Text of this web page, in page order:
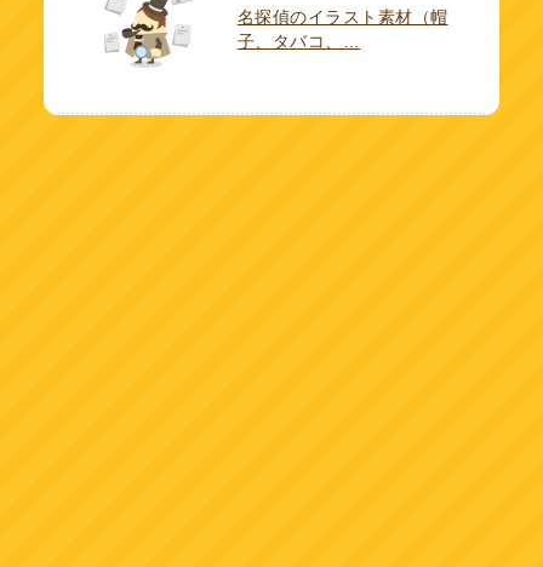
名探偵のイラスト素材（帽
子、タバコ、…